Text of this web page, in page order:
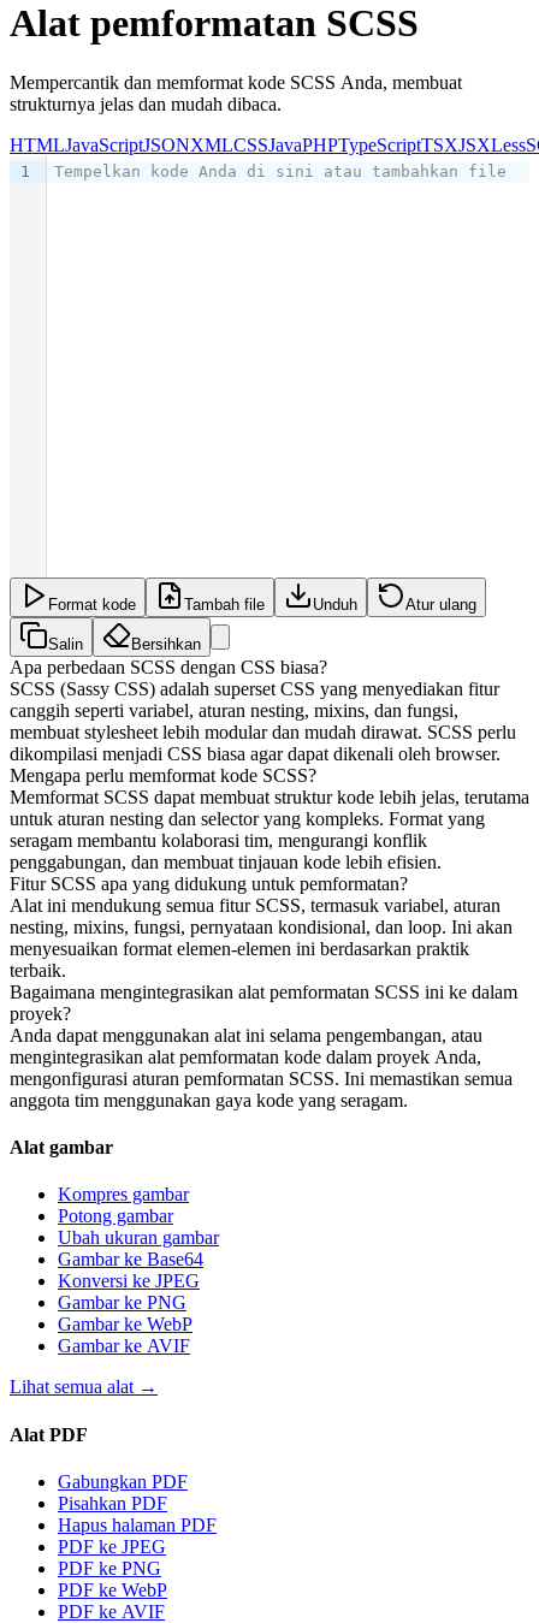
Pencarian cepat untuk alat
Alat pemformatan SCSS
Mempercantik dan memformat kode SCSS Anda, membuat
strukturnya jelas dan mudah dibaca.
HTMLJavaScriptJSONXMLCSSJavaPHPTypeScriptTSXJSXLess
1 Tempelkan kode Anda di sini atau tambahkan file
Format kode Tambah file Unduh Atur ulang
Salin Bersihkan
Apa perbedaan SCSS dengan CSS biasa?
SCSS (Sassy CSS) adalah superset CSS yang menyediakan fitur
canggih seperti variabel, aturan nesting, mixins, dan fungsi,
membuat stylesheet lebih modular dan mudah dirawat. SCSS perlu
dikompilasi menjadi CSS biasa agar dapat dikenali oleh browser.
Mengapa perlu memformat kode SCSS?
Memformat SCSS dapat membuat struktur kode lebih jelas, terutama
untuk aturan nesting dan selector yang kompleks. Format yang
seragam membantu kolaborasi tim, mengurangi konflik
penggabungan, dan membuat tinjauan kode lebih efisien.
Fitur SCSS apa yang didukung untuk pemformatan?
Alat ini mendukung semua fitur SCSS, termasuk variabel, aturan
nesting, mixins, fungsi, pernyataan kondisional, dan loop. Ini akan
menyesuaikan format elemen-elemen ini berdasarkan praktik
terbaik.
Bagaimana mengintegrasikan alat pemformatan SCSS ini ke dalam
proyek?
Anda dapat menggunakan alat ini selama pengembangan, atau
mengintegrasikan alat pemformatan kode dalam proyek Anda,
mengonfigurasi aturan pemformatan SCSS. Ini memastikan semua
anggota tim menggunakan gaya kode yang seragam.
Alat gambar
Kompres gambar
Potong gambar
Ubah ukuran gambar
Gambar ke Base64
Konversi ke JPEG
Gambar ke PNG
Gambar ke WebP
Gambar ke AVIF
Lihat semua alat→
Alat PDF
Gabungkan PDF
Pisahkan PDF
Hapus halaman PDF
PDF ke JPEG
PDF ke PNG
PDF ke WebP
PDF ke AVIF